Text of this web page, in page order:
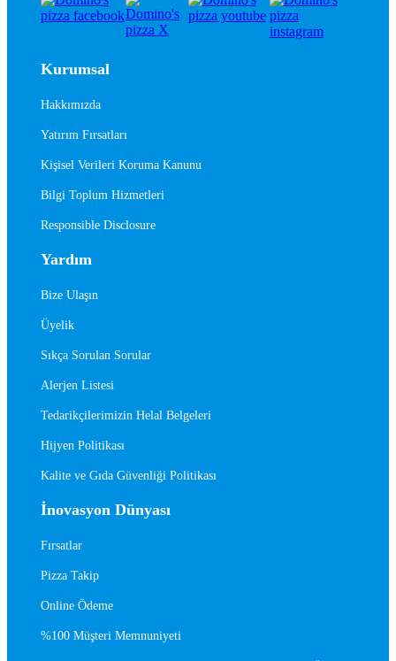
Kurumsal
Hakkımızda
Yatırım Fırsatları
Kişisel Verileri Koruma Kanunu
Bilgi Toplum Hizmetleri
Responsible Disclosure
Yardım
Bize Ulaşın
Üyelik
Sıkça Sorulan Sorular
Alerjen Listesi
Tedarikçilerimizin Helal Belgeleri
Hijyen Politikası
Kalite ve Gıda Güvenliği Politikası
İnovasyon Dünyası
Fırsatlar
Pizza Takip
Online Ödeme
%100 Müşteri Memnuniyeti